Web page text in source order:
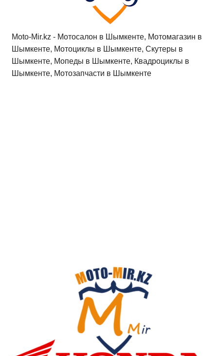
Moto-Mir.kz - Мотосалон в Шымкенте, Мотомагазин в
Шымкенте, Мотоциклы в Шымкенте, Скутеры в
Шымкенте, Мопеды в Шымкенте, Квадроциклы в
Шымкенте, Мотозапчасти в Шымкенте